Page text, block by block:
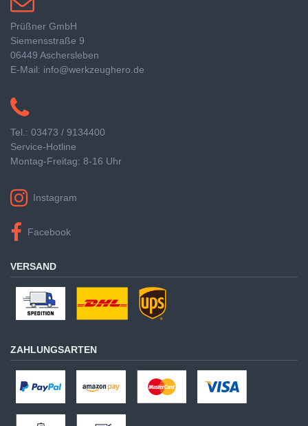
Prüßner GmbH
Siemensstraße 9
06449 Aschersleben
E-Mail: info@werkzeughero.de
Tel.: 03473 / 9134400
Service-Hotline
Montag-Freitag: 8-16 Uhr
Instagram
Facebook
VERSAND
ZAHLUNGSARTEN